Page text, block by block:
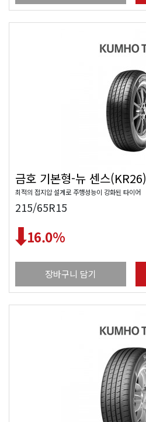
금호 기본형-뉴 센스(KR26)
최적의 접지압 설계로 주행성능이 강화된 타이어
215/65R15
16.0%
장바구니 담기